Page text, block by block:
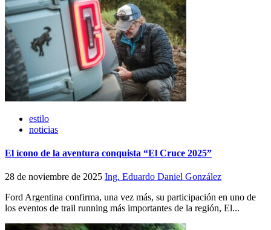
estilo
noticias
El ícono de la aventura conquista “El Cruce 2025”
28 de noviembre de 2025 Ing. Eduardo Daniel González
Ford Argentina confirma, una vez más, su participación en uno de
los eventos de trail running más importantes de la región, El...